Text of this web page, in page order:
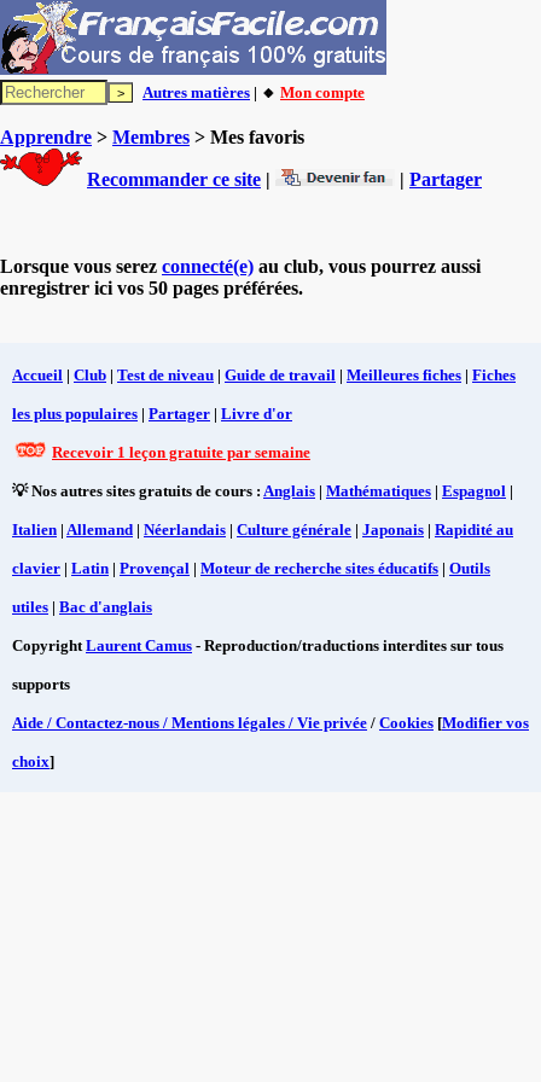
Autres matières | 🔸 Mon compte
Apprendre > Membres > Mes favoris
Recommander ce site | | Partager
Lorsque vous serez connecté(e) au club, vous pourrez aussi
enregistrer ici vos 50 pages préférées.
Accueil | Club | Test de niveau | Guide de travail | Meilleures fiches | Fiches
les plus populaires | Partager | Livre d'or
Recevoir 1 leçon gratuite par semaine
💡 Nos autres sites gratuits de cours : Anglais | Mathématiques | Espagnol |
Italien | Allemand | Néerlandais | Culture générale | Japonais | Rapidité au
clavier | Latin | Provençal | Moteur de recherche sites éducatifs | Outils
utiles | Bac d'anglais
CopyrightLaurent Camus - Reproduction/traductions interdites sur tous
supports
Aide / Contactez-nous / Mentions légales / Vie privée / Cookies [Modifier vos
choix]